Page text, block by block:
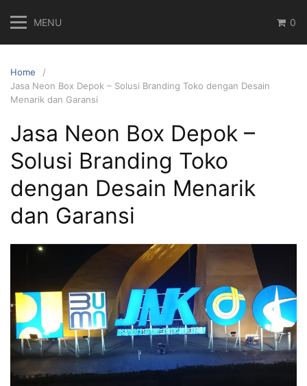
content
MENU 0
Home
Jasa Neon Box Depok – Solusi Branding Toko dengan Desain
Menarik dan Garansi
Jasa Neon Box Depok –
Solusi Branding Toko
dengan Desain Menarik
dan Garansi